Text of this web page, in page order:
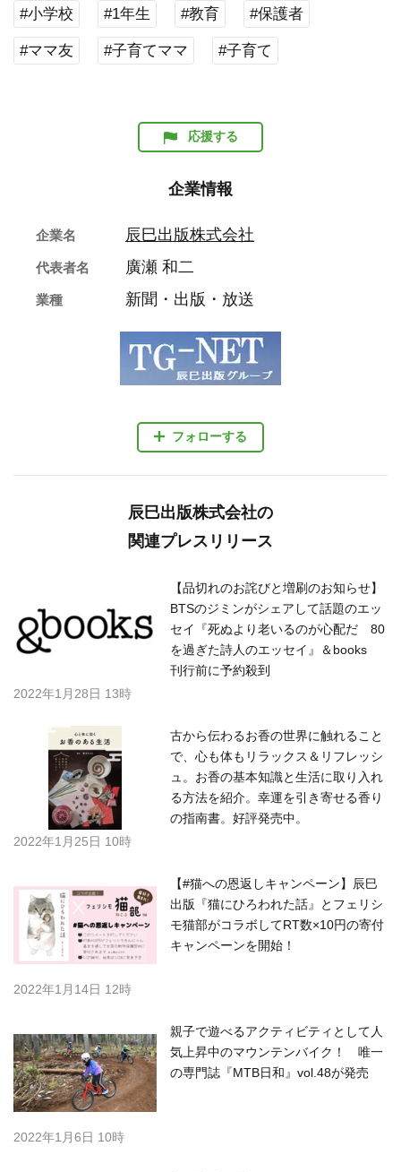
#小学校 #1年生 #教育 #保護者
#ママ友 #子育てママ #子育て
応援する
企業情報
フォローする
企業名 辰巳出版株式会社
代表者名 廣瀬 和二
業種 新聞・出版・放送
辰巳出版株式会社の
関連プレスリリース
【品切れのお詫びと増刷のお知らせ】
BTSのジミンがシェアして話題のエッ
セイ『死ぬより老いるのが心配だ 80
を過ぎた詩人のエッセイ』＆books
刊行前に予約殺到
2022年1月28日 13時
古から伝わるお香の世界に触れること
で、心も体もリラックス＆リフレッシ
ュ。お香の基本知識と生活に取り入れ
る方法を紹介。幸運を引き寄せる香り
の指南書。好評発売中。
2022年1月25日 10時
【#猫への恩返しキャンペーン】辰巳
出版『猫にひろわれた話』とフェリシ
モ猫部がコラボしてRT数×10円の寄付
キャンペーンを開始！
2022年1月14日 12時
親子で遊べるアクティビティとして人
気上昇中のマウンテンバイク！ 唯一
の専門誌『MTB日和』vol.48が発売
2022年1月6日 10時